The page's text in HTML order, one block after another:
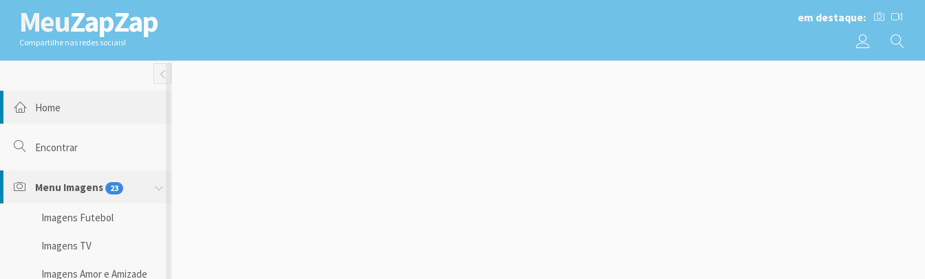
MeuZapZap
Compartilhe nas redes sociais!
em destaque:
Toggle Fullwidth
Home
Encontrar
Menu Imagens 23
Imagens Futebol
Imagens TV
Imagens Amor e Amizade